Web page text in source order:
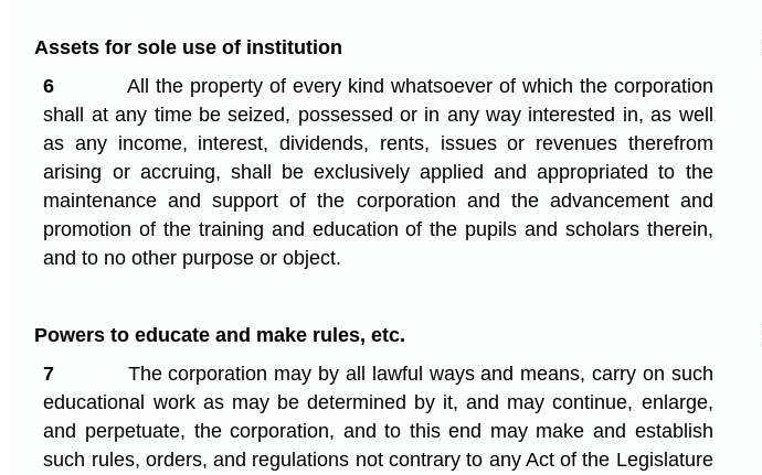
Assets for sole use of institution
6
All the property of every kind whatsoever of which the corporation
shall at any time be seized, possessed or in any way interested in, as well
as any income, interest, dividends, rents, issues or revenues therefrom
arising or accruing, shall be exclusively applied and appropriated to the
maintenance and support of the corporation and the advancement and
promotion of the training and education of the pupils and scholars therein,
and to no other purpose or object.
Powers to educate and make rules, etc.
7
The corporation may by all lawful ways and means, carry on such
educational work as may be determined by it, and may continue, enlarge,
and perpetuate, the corporation, and to this end may make and establish
such rules, orders, and regulations not contrary to any Act of the Legislature